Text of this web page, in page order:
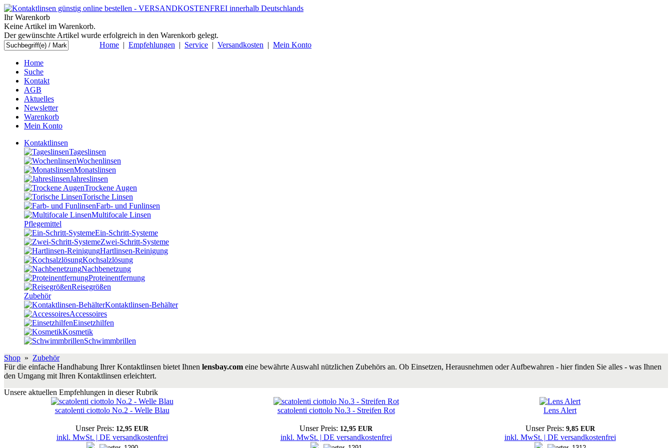
Ihr Warenkorb
Keine Artikel im Warenkorb.
Der gewünschte Artikel wurde erfolgreich in den Warenkorb gelegt.
Home | Empfehlungen | Service | Versandkosten | Mein Konto
Home
Suche
Kontakt
AGB
Aktuelles
Newsletter
Warenkorb
Mein Konto
Kontaktlinsen
Tageslinsen
Wochenlinsen
Monatslinsen
Jahreslinsen
Trockene Augen
Torische Linsen
Farb- und Funlinsen
Multifocale Linsen
Pflegemittel
Ein-Schritt-Systeme
Zwei-Schritt-Systeme
Hartlinsen-Reinigung
Kochsalzlösung
Nachbenetzung
Proteinentfernung
Reisegrößen
Zubehör
Kontaktlinsen-Behälter
Accessoires
Einsetzhilfen
Kosmetik
Schwimmbrillen
Shop » Zubehör
Für die einfache Handhabung Ihrer Kontaktlinsen bietet Ihnen lensbay.com eine bewährte Auswahl nützlichen Zubehörs an. Ob Einsetzen, Herausnehmen oder Aufbewahren - hier finden Sie alles - was Ihnen
den Umgang mit Ihren Kontaktlinsen erleichtert.
Unsere aktuellen Empfehlungen in dieser Rubrik
scatolenti ciottolo No.2 - Welle Blau
Unser Preis: 12,95 EUR
inkl. MwSt. | DE versandkostenfrei
scatolenti ciottolo No.3 - Streifen Rot
Unser Preis: 12,95 EUR
inkl. MwSt. | DE versandkostenfrei
Lens Alert
Unser Preis: 9,85 EUR
inkl. MwSt. | DE versandkostenfrei